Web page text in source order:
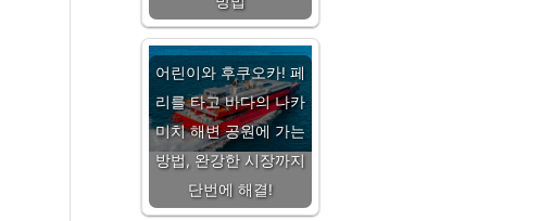
어린이와 후쿠오카! 페
리를 타고 바다의 나카
미치 해변 공원에 가는
방법, 완강한 시장까지
단번에 해결!